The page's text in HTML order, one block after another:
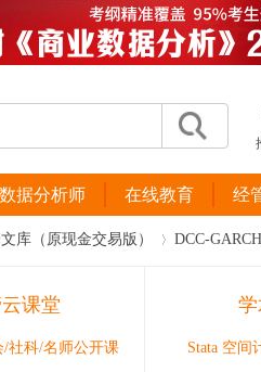
据分析师 在线教育 经
库（原现金交易版） DCC-
课堂
社科/名师公开课
学
Stata 空间